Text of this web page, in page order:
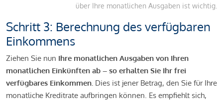
über Ihre monatlichen Ausgaben ist wichtig.
Schritt 3: Berechnung des verfügbaren
Einkommens
Ziehen Sie nun Ihre monatlichen Ausgaben von Ihren
monatlichen Einkünften ab – so erhalten Sie Ihr frei
verfügbares Einkommen. Dies ist jener Betrag, den Sie für Ihre
monatliche Kreditrate aufbringen können. Es empfiehlt sich,